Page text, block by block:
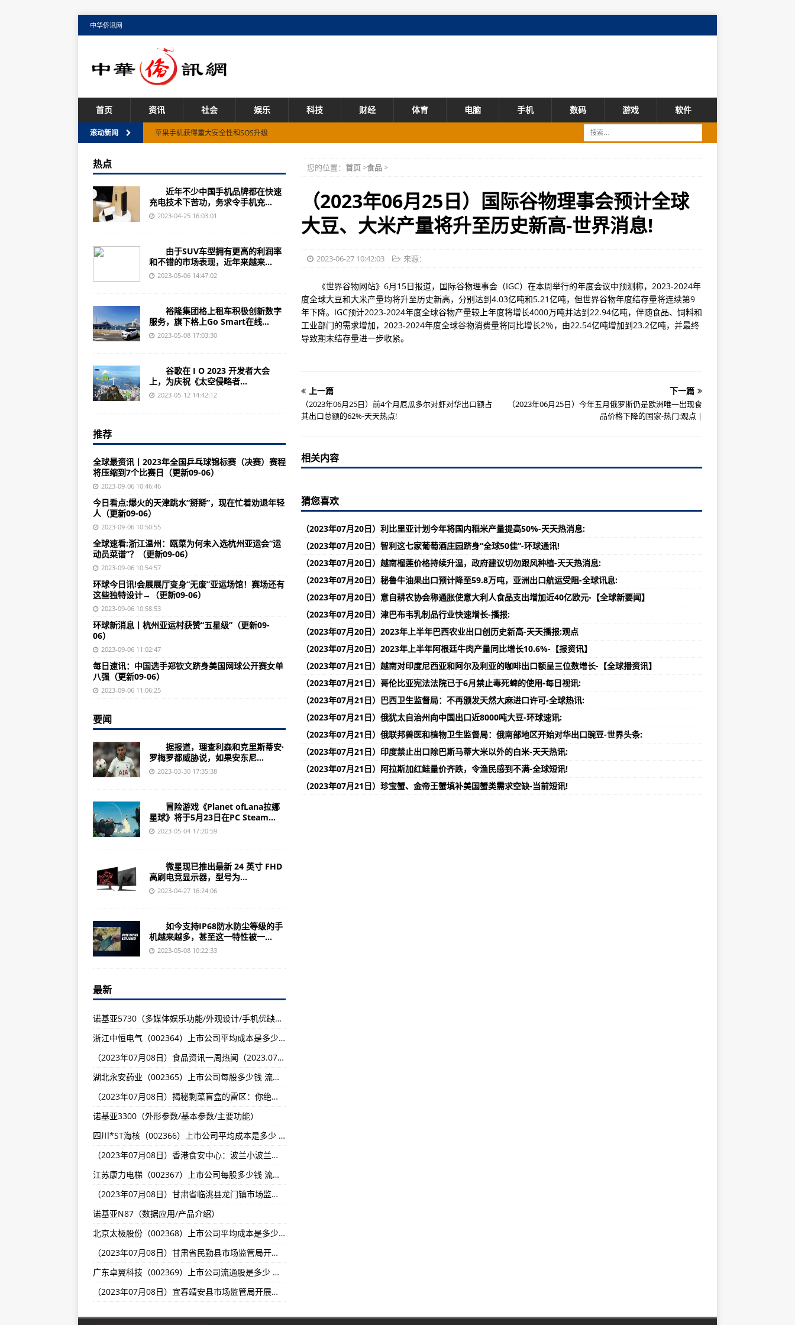
中华侨讯网
首页 资讯 社会 娱乐 科技 财经 体育 电脑 手机 数码 游戏 软件
滚动新闻
苹果手机获得重大安全性和SOS升级
Windows 11通过电话链接获取苹果 iMessage和呼叫支持
苹果16 Pro：更大的屏幕和潜望镜摄像头将在高端占据主导地位
微软Windows 11 提供收发苹果iMessage及接打电话等功能
经典动作强化回归《Gimmick！ Special Edition》7月6日下载版推出上市
强化日本二次元文化卡牌美术画风《PolkaFantasy》限时公测开幕
Amazon Games 发布《魔戒》新作 将由《New World 新世界》团队担任开发
技嘉超级雕RTX 4070 MASTER开售 目前已在各大电商平台上市
联想拯救者R7000P 2023笔记本明日推出：搭载80Wh电池 配备DDR5-5600内存条
Keychron推出新款K9 Pro双模机械键盘：采用61键矮轴设计 支持Mac/Win双系统
OPPO Pad 2平板官宣5月24日上新8GB+128GB版本 内置9510mAh电池
育碧计划明年4月前将推《刺客信条》、《骷髅与骸骨》等8款游戏 员工数量再增加40%
惠普Chromebox Enterprise G4系列电脑发布：5月晚些时候上市 售价暂未宣布
摩托罗拉折叠屏新机官宣6月1日海外发布 预计是摩托罗拉Razr 2023机型
传音Infinix Note 30i手机官网发布 搭载6.6英寸的AMOLED水滴屏幕
OPPO Reno10/Pro系列手机确认5月24日发布 将推出OPPO Pad 2的8+128GB版本
AMD新款甜品级显卡RX 7600海外电商上架 采用了最新的RDNA3架构
vivo Y35m+手机曝光：型号为V2279A 共有8+128GB和8+256GB两种存储配置
一加11 DXOMARK 影像测试结果出炉：照片和视频的细节好、噪音低
京东京造新款鲲鹏SSD现已上架 采用了新一代长江存储TLC NAND闪存
Solidigm发布新款D5-P5430 QLC数据中心SSD 支持1U和2U服务器存储配置
微信安卓版8.0.37最新官方内测版下载发布 优化了一些已知问题
索尼宣布将在5月23日晚10点发布新款Vlog相机 预计搭载1英寸CMOS
SK海力士发布Beetle X31便携SSD 采用了类似于甲壳虫的外观设计
图像编辑工具Photomator推出苹果Mac版 支持超过600种文件格式
宏碁Aspire S一体机开始上市 可安装磁吸摄像头或磁吸显示器灯
深度操作系统deepin V23 Beta正式发布 新增Wayland桌面环境
传音Infinix Note 30 5G手机亮相 将配备5000mAh电池和8GB内存
官方晒PS4和Xbox One版《霍格沃茨之遗》成绩：Dark Wizards被击败4540万次
百度首款小度青禾学习手机将于5月22日正式发布 采用直边边框设计
荣耀90/Pro系列手机官宣5月29日下午2点半发布 采用后置上下环状相机模组
微软Win11安卓子系统2304更新：允许用户分配WSA运行的内存容量
大改款斯巴鲁Crosstrek售价约23万元上市 配备EyeSight 4.0进阶版
传OpenAI准备推出新开源AI模型 不是GPT系列
三星Galaxy S23/Ultra系列手机国行版开始推送软件更新 提升了设备的整体稳定性
联想拯救者R7000P 2023笔记本完整配置公布 将于今晚7点正式发布
《迪士尼奇幻岛：米奇与好朋友大冒险》开启预购：支持简体中文、繁体中文
华硕天选4R高性能游戏本将于5月18日正式开售 支持100W PD充电
联想旗下新品小折叠新机将于6月1日在国内发布 预计为摩托罗拉Razr 40 Ultra手机
OPPO Reno10系列手机预热 依然搭载MariSilicon支持的影像系统
iQOO Neo8系列手机将搭载IMX866VCS大底传感器、OIS光学防抖
武侠MMORPG手游《幻梦江湖》双平台正式上市
您的位置： 首页>食品>
（2023年06月25日）国际谷物理事会预计全球
大豆、大米产量将升至历史新高-世界消息!
2023-06-27 10:42:03 来源：
《世界谷物网站》6月15日报道，国际谷物理事会（IGC）在本周举行的年度会议中预测称，2023-2024年
度全球大豆和大米产量均将升至历史新高，分别达到4.03亿吨和5.21亿吨，但世界谷物年度结存量将连续第9
年下降。IGC预计2023-2024年度全球谷物产量较上年度将增长4000万吨并达到22.94亿吨，伴随食品、饲料和
工业部门的需求增加，2023-2024年度全球谷物消费量将同比增长2％，由22.54亿吨增加到23.2亿吨，并最终
导致期末结存量进一步收紧。
上一篇
（2023年06月25日）前4个月厄瓜多尔对虾对华出口额占
其出口总额的62%-天天热点!
下一篇
（2023年06月25日）今年五月俄罗斯仍是欧洲唯一出现食
品价格下降的国家-热门:观点 |
相关内容
猜您喜欢
（2023年07月20日）利比里亚计划今年将国内稻米产量提高50%-天天热消息:
（2023年07月20日）智利这七家葡萄酒庄园跻身“全球50佳”-环球通讯!
（2023年07月20日）越南榴莲价格持续升温，政府建议切勿跟风种植-天天热消息:
（2023年07月20日）秘鲁牛油果出口预计降至59.8万吨，亚洲出口航运受阻-全球讯息:
（2023年07月20日）意自耕农协会称通胀使意大利人食品支出增加近40亿欧元-【全球新要闻】
（2023年07月20日）津巴布韦乳制品行业快速增长-播报:
（2023年07月20日）2023年上半年巴西农业出口创历史新高-天天播报:观点
（2023年07月20日）2023年上半年阿根廷牛肉产量同比增长10.6%-【报资讯】
（2023年07月21日）越南对印度尼西亚和阿尔及利亚的咖啡出口额呈三位数增长-【全球播资讯】
（2023年07月21日）哥伦比亚宪法法院已于6月禁止毒死蜱的使用-每日视讯:
（2023年07月21日）巴西卫生监督局：不再颁发天然大麻进口许可-全球热讯:
（2023年07月21日）俄犹太自治州向中国出口近8000吨大豆-环球速讯:
（2023年07月21日）俄联邦兽医和植物卫生监督局：俄南部地区开始对华出口豌豆-世界头条:
（2023年07月21日）印度禁止出口除巴斯马蒂大米以外的白米-天天热讯:
（2023年07月21日）阿拉斯加红鲑量价齐跌，令渔民感到不满-全球短讯!
（2023年07月21日）珍宝蟹、金帝王蟹填补美国蟹类需求空缺-当前短讯!
热点
近年不少中国手机品牌都在快速
充电技术下苦功，务求令手机充...
2023-04-25 16:03:01
由于SUV车型拥有更高的利润率
和不错的市场表现，近年来越来...
2023-05-06 14:47:02
裕隆集团格上租车积极创新数字
服务，旗下格上Go Smart在线...
2023-05-08 17:03:30
谷歌在 I O 2023 开发者大会
上，为庆祝《太空侵略者...
2023-05-12 14:42:12
推荐
全球最资讯丨2023年全国乒乓球锦标赛（决赛）赛程
将压缩到7个比赛日（更新09-06）
2023-09-06 10:46:46
今日看点:爆火的天津跳水“掰掰”，现在忙着劝退年轻
人（更新09-06）
2023-09-06 10:50:55
全球速看:浙江温州：瓯菜为何未入选杭州亚运会“运
动员菜谱”？（更新09-06）
2023-09-06 10:54:57
环球今日讯!会展展厅变身“无废”亚运场馆！赛场还有
这些独特设计→（更新09-06）
2023-09-06 10:58:53
环球新消息丨杭州亚运村获赞“五星级”（更新09-
06）
2023-09-06 11:02:47
每日速讯：中国选手郑钦文跻身美国网球公开赛女单
八强（更新09-06）
2023-09-06 11:06:25
要闻
据报道，理查利森和克里斯蒂安·
罗梅罗都威胁说，如果安东尼...
2023-03-30 17:35:38
冒险游戏《Planet ofLana拉娜
星球》将于5月23日在PC Steam...
2023-05-04 17:20:59
微星现已推出最新 24 英寸 FHD
高刷电竞显示器，型号为...
2023-04-27 16:24:06
如今支持IP68防水防尘等级的手
机越来越多，甚至这一特性被一...
2023-05-08 10:22:33
最新
诺基亚5730（多媒体娱乐功能/外观设计/手机优缺点）
浙江中恒电气（002364）上市公司平均成本是多少 流通股为5.25亿
（2023年07月08日）食品资讯一周热闻（2023.07.02—07.08）-速递!
湖北永安药业（002365）上市公司每股多少钱 流通股为2.44亿
（2023年07月08日）揭秘剩菜盲盒的雷区：你绝对不能错过的警示-全球通讯!
诺基亚3300（外形参数/基本参数/主要功能）
四川*ST海核（002366）上市公司平均成本是多少 流通股为8.98亿
（2023年07月08日）香港食安中心：波兰小波兰省Krakowski区禽肉及禽类产品暂停进口-前沿资讯!
江苏康力电梯（002367）上市公司每股多少钱 流通股为5.25亿
（2023年07月08日）甘肃省临洮县龙门镇市场监管所全面加强“定西宽粉”产品质量提升行动-【环球热闻】
诺基亚N87（数据应用/产品介绍）
北京太极股份（002368）上市公司平均成本是多少 流通股为5.88亿
（2023年07月08日）甘肃省民勤县市场监管局开展食品配送企业专项检查-世界热头条丨
广东卓翼科技（002369）上市公司流通股是多少 流通股为5.66亿
（2023年07月08日）宜春靖安县市场监管局开展食品安全科普进校园活动-当前滚动: